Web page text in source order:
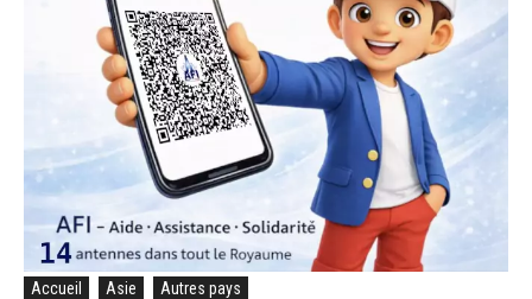
Accueil Asie Autres pays